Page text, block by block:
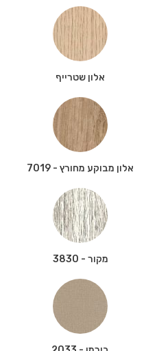
אלון שטרייף
אלון מבוקע מחורץ - 7019
מקור - 3830